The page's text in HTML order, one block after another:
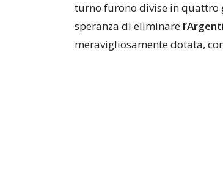
turno furono divise in
speranza di eliminare
meravigliosamente dotata,